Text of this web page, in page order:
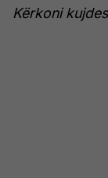
Kërkoni